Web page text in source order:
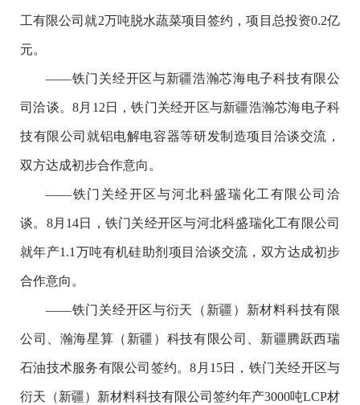
工有限公司就2万吨脱水蔬菜项目签约，项目总投资0.2亿
元。
——铁门关经开区与新疆浩瀚芯海电子科技有限公
司洽谈。8月12日，铁门关经开区与新疆浩瀚芯海电子科
技有限公司就铝电解电容器等研发制造项目洽谈交流，
双方达成初步合作意向。
——铁门关经开区与河北科盛瑞化工有限公司洽
谈。8月14日，铁门关经开区与河北科盛瑞化工有限公司
就年产1.1万吨有机硅助剂项目洽谈交流，双方达成初步
合作意向。
——铁门关经开区与衍天（新疆）新材料科技有限
公司、瀚海星算（新疆）科技有限公司、新疆腾跃西瑞
石油技术服务有限公司签约。8月15日，铁门关经开区与
衍天（新疆）新材料科技有限公司签约年产3000吨LCP材